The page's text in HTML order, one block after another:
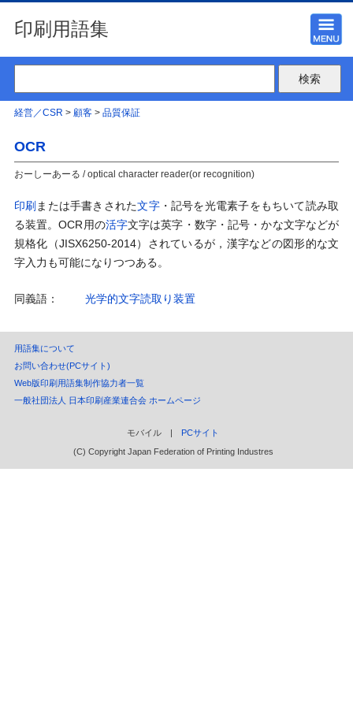
印刷用語集
経営／CSR > 顧客> 品質保証
OCR
おーしーあーる / optical character reader(or recognition)
印刷 または手書きされた文字・記号を光電素子をもちいて読み取
る装置。OCR用の活字文字は英字・数字・記号・かな文字などが
規格化（JISX6250-2014）されているが，漢字などの図形的な文
字入力も可能になりつつある。
同義語： 光学的文字読取り装置
用語集について
お問い合わせ(PCサイト)
Web版印刷用語集制作協力者一覧
一般社団法人 日本印刷産業連合会 ホームページ
モバイル | PCサイト
(C) Copyright Japan Federation of Printing Industres